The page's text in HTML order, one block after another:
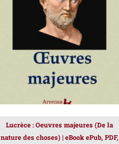
AJOUTER AU PANIER
DÉTAILS
Lucrèce : Oeuvres majeures (De la
nature des choses) | eBook ePub, PDF,